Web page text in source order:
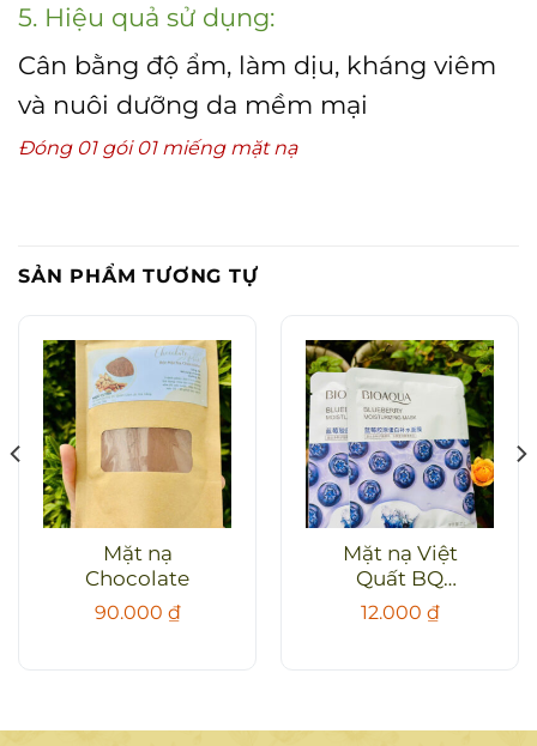
5. Hiệu quả sử dụng:
Cân bằng độ ẩm, làm dịu, kháng viêm
và nuôi dưỡng da mềm mại
Đóng 01 gói 01 miếng mặt nạ
SẢN PHẨM TƯƠNG TỰ
Mặt nạ
Chocolate
90.000 ₫
Mặt nạ Việt
Quất BQ
(BlueBerry
mask sheet)
12.000 ₫